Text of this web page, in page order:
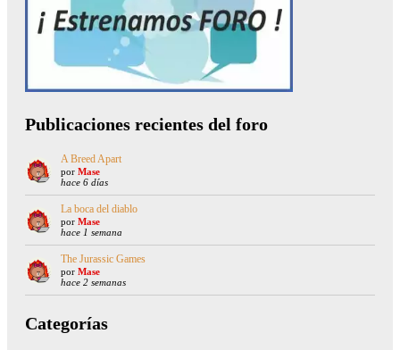
Publicaciones recientes del foro
A Breed Apart
por Mase
hace 6 días
La boca del diablo
por Mase
hace 1 semana
The Jurassic Games
por Mase
hace 2 semanas
Categorías